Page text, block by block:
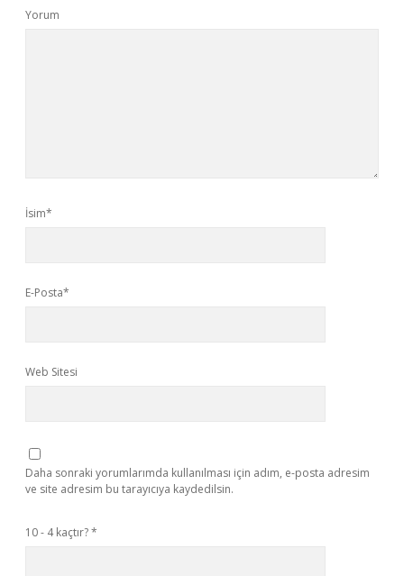
Yorum
İsim*
E-Posta*
Web Sitesi
Daha sonraki yorumlarımda kullanılması için adım, e-posta adresim
ve site adresim bu tarayıcıya kaydedilsin.
10 - 4 kaçtır?*